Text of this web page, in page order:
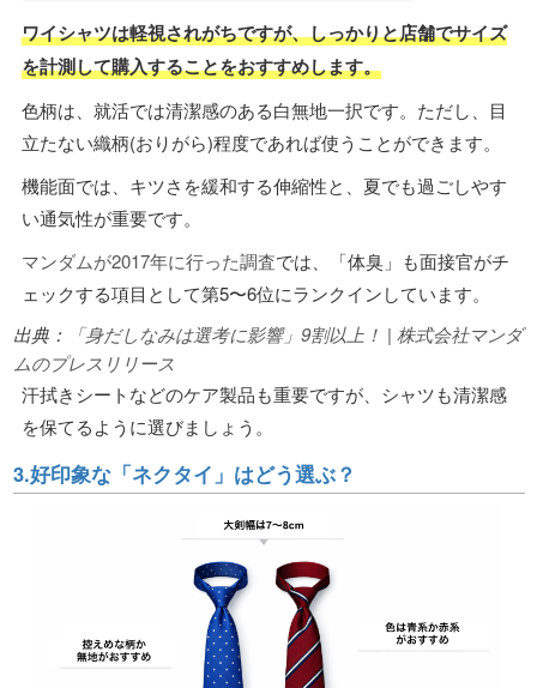
ワイシャツは軽視されがちですが、しっかりと店舗でサイズ
を計測して購入することをおすすめします。
色柄は、就活では清潔感のある白無地一択です。ただし、目
立たない織柄(おりがら)程度であれば使うことができます。
機能面では、キツさを緩和する伸縮性と、夏でも過ごしやす
い通気性が重要です。
マンダムが2017年に行った調査では、「体臭」も面接官がチ
ェックする項目として第5〜6位にランクインしています。
出典：
「身だしなみは選考に影響」9割以上！ | 株式会社マンダ
ムのプレスリリース
汗拭きシートなどのケア製品も重要ですが、シャツも清潔感
を保てるように選びましょう。
3.好印象な「ネクタイ」はどう選ぶ？